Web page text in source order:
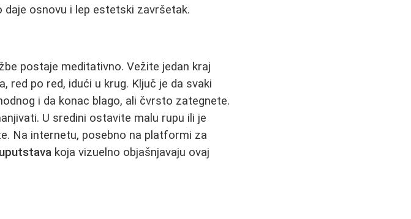
osnovu i lep estetski završetak.
postaje meditativno. Vežite jedan kraj
red po red, idući u krug. Ključ je da svaki
i da konac blago, ali čvrsto zategnete.
U sredini ostavite malu rupu ili je
Na internetu, posebno na platformi za
koja vizuelno objašnjavaju ovaj